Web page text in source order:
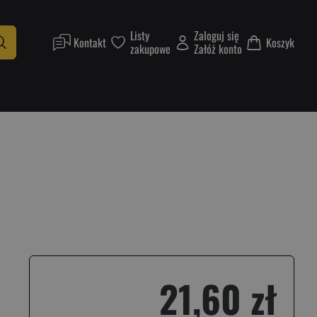
Kontakt Listy
zakupowe
Zaloguj się
Załóż konto Koszyk
21,60 zł